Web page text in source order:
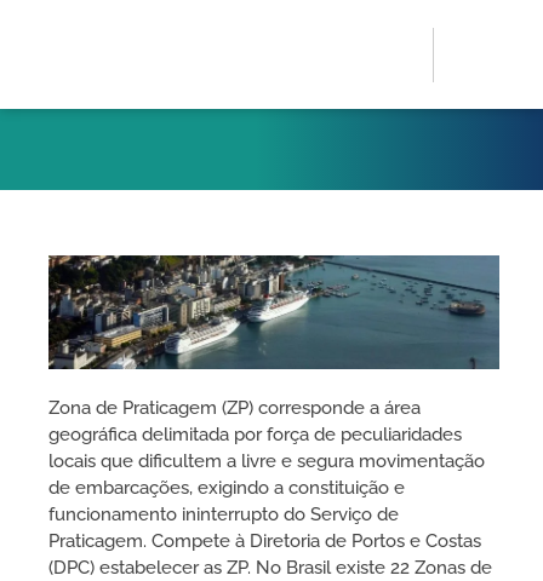
Zona de Praticagem (ZP) corresponde a área
geográfica delimitada por força de peculiaridades
locais que dificultem a livre e segura movimentação
de embarcações, exigindo a constituição e
funcionamento ininterrupto do Serviço de
Praticagem. Compete à Diretoria de Portos e Costas
(DPC) estabelecer as ZP. No Brasil existe 22 Zonas de